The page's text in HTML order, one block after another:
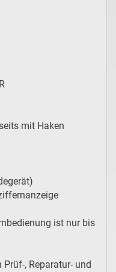
mit Haken
ist nur bis
, Reparatur- und